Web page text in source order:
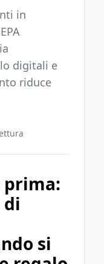
in
digitali e
riduce
prima:
di
si